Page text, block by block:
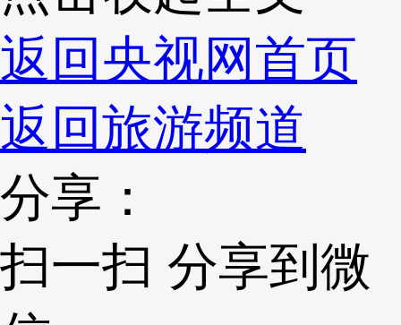
返回央视网首页
返回旅游频道
分享：
扫一扫 分享到微